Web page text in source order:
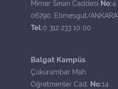
Mimar Sinan Caddesi No:4
06790, Etimesgut/ANKARA
Tel:0 312 233 10 00
Balgat Kampüs
Çukurambar Mah.
Öğretmenler Cad. No:14